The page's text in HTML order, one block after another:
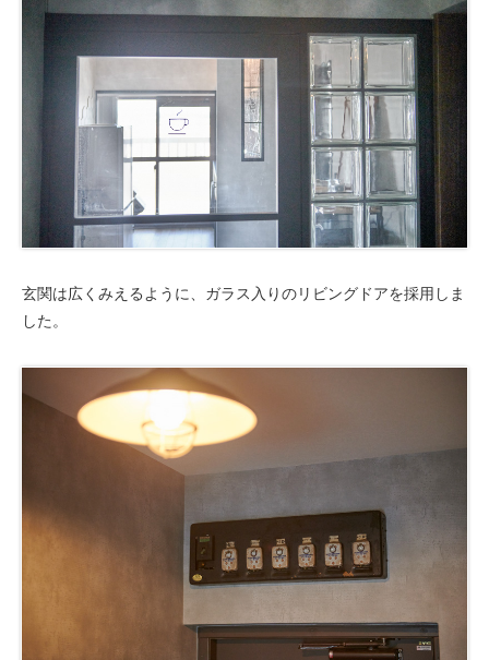
玄関は広くみえるように、ガラス入りのリビングドアを採用しま
した。